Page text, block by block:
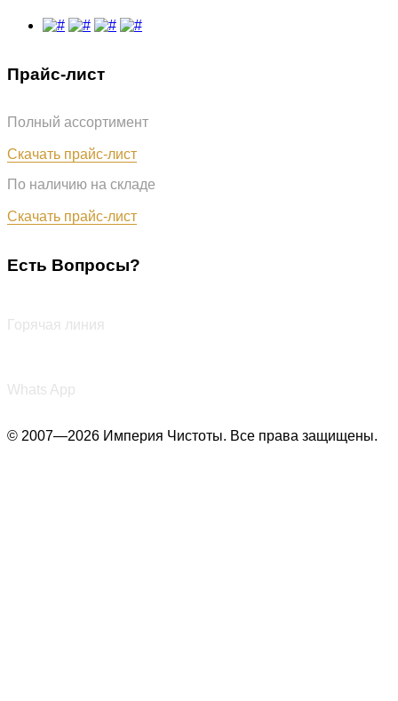
Прайс-лист
Полный ассортимент
Скачать прайс-лист
По наличию на складе
Скачать прайс-лист
Есть Вопросы?
Горячая линия
Whats App
© 2007—2026 Империя Чистоты. Все права защищены.